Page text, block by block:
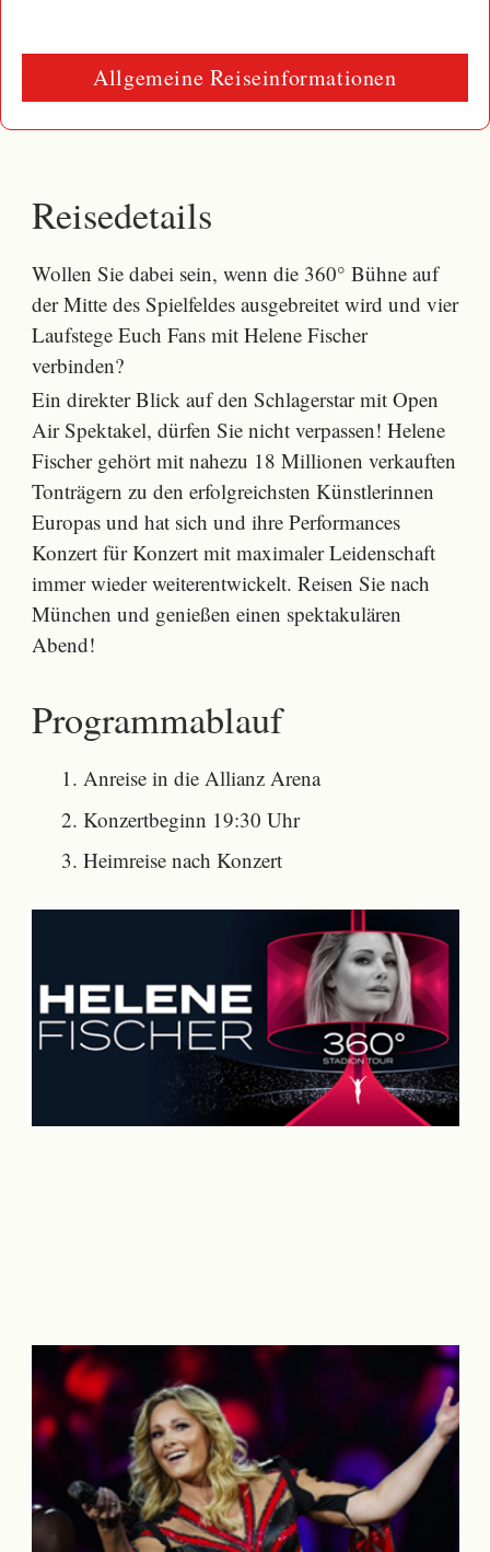
Reisedetails
Wollen Sie dabei sein, wenn die 360° Bühne auf
der Mitte des Spielfeldes ausgebreitet wird und vier
Laufstege Euch Fans mit Helene Fischer
verbinden?
Ein direkter Blick auf den Schlagerstar mit Open
Air Spektakel, dürfen Sie nicht verpassen! Helene
Fischer gehört mit nahezu 18 Millionen verkauften
Tonträgern zu den erfolgreichsten Künstlerinnen
Europas und hat sich und ihre Performances
Konzert für Konzert mit maximaler Leidenschaft
immer wieder weiterentwickelt. Reisen Sie nach
München und genießen einen spektakulären
Abend!
Programmablauf
Anreise in die Allianz Arena
Konzertbeginn 19:30 Uhr
Heimreise nach Konzert
Allgemeine Reiseinformationen